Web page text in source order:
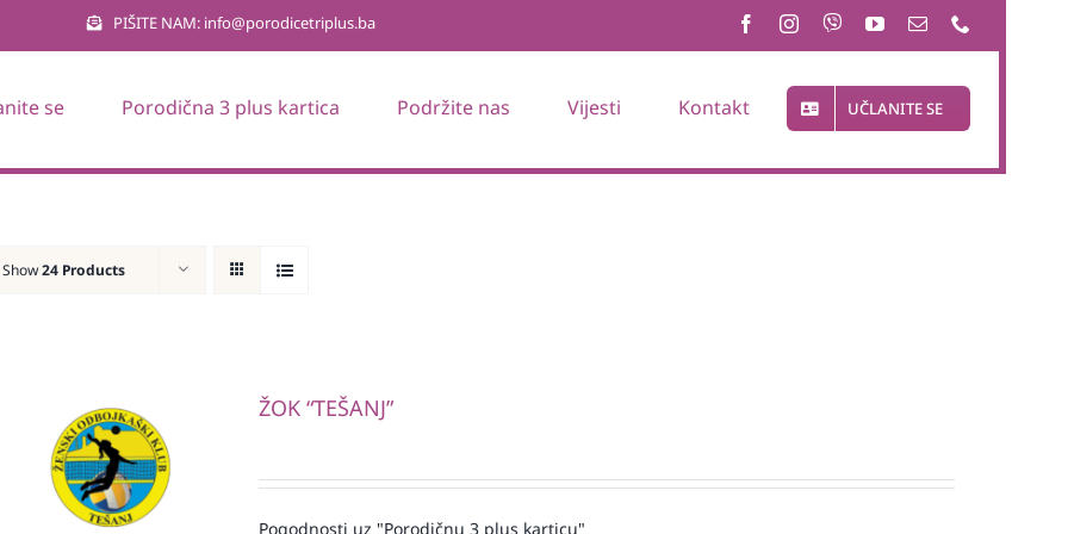
PIŠITE NAM: info@porodicetriplus.ba
se Porodična 3 plus kartica Podržite nas Vijesti Kontakt UČLANITE SE
Show24 Products
ŽOK “TEŠANJ”
Pogodnosti uz "Porodičnu 3 plus karticu"